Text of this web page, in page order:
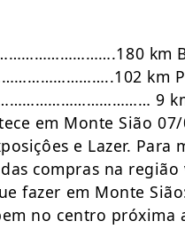
km
km
9
em Monte Sião
e Lazer.
compras na
fazer em Monte
no centro próxima